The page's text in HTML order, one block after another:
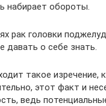
набирает обороты.
рак головки
давать о себе знать.
такое изречение,
этот факт и
ведь